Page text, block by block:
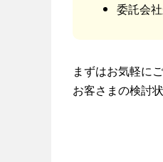
委託会
まずはお気軽に
お客さまの検討